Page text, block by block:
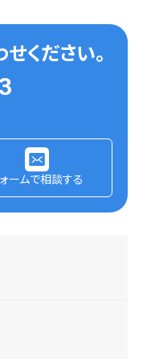
ください。
ームで相談する